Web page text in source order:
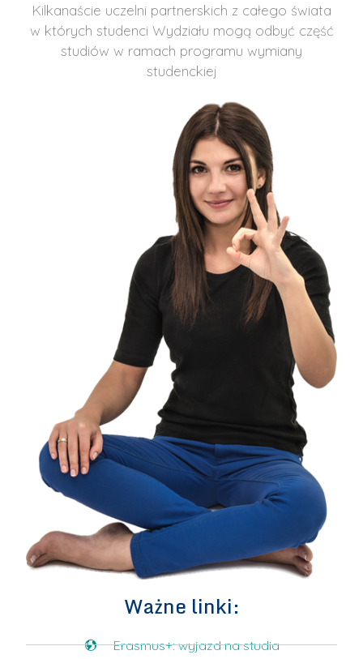
Kilkanaście uczelni partnerskich z całego świata
w których studenci Wydziału mogą odbyć część
studiów w ramach programu wymiany
studenckiej
Ważne linki:
Erasmus+: wyjazd na studia